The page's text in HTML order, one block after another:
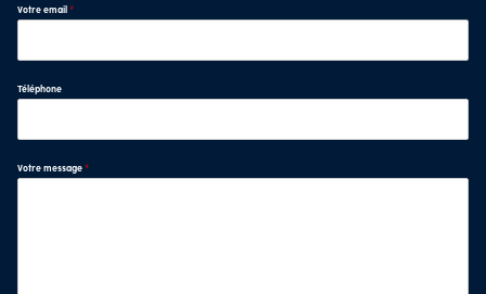
Votre email*
Téléphone
Votre message*